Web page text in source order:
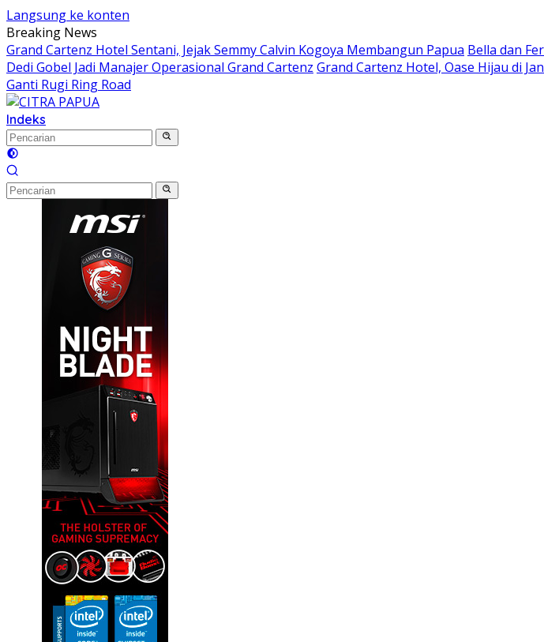
Langsung ke konten
Breaking News
Grand Cartenz Hotel Sentani, Jejak Semmy Calvin Kogoya Membangun Papua Bella dan
Dedi Gobel Jadi Manajer Operasional Grand Cartenz Grand Cartenz Hotel, Oase Hijau di
Ganti Rugi Ring Road
Indeks